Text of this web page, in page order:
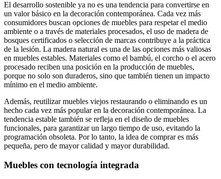
El desarrollo sostenible ya no es una tendencia para convertirse en
un valor básico en la decoración contemporánea. Cada vez más
consumidores buscan opciones de muebles para respetar el medio
ambiente o a través de materiales procesados, el uso de madera de
bosques certificados o selección de marcas contribuye a la práctica
de la lesión. La madera natural es una de las opciones más valiosas
en muebles estables. Materiales como el bambú, el corcho o el acero
procesado reciben una posición en la producción de muebles,
porque no solo son duraderos, sino que también tienen un impacto
mínimo en el medio ambiente.
Además, reutilizar muebles viejos restaurando o eliminando es un
hecho cada vez más popular en la decoración contemporánea. La
tendencia estable también se refleja en el diseño de muebles
funcionales, para garantizar un largo tiempo de uso, evitando la
programación obsoleta. Por lo tanto, la idea de comprar es más
pequeña, pero de mayor calidad y mayor durabilidad.
Muebles con tecnología integrada